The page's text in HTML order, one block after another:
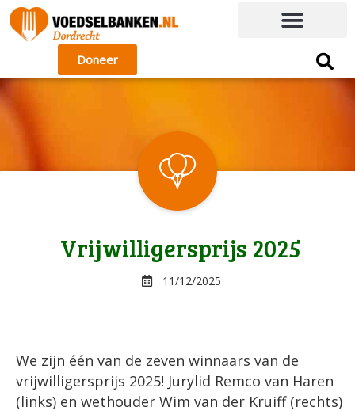
Doneer
Vrijwilligersprijs 2025
11/12/2025
We zijn één van de zeven winnaars van de
vrijwilligersprijs 2025! Jurylid Remco van Haren
(links) en wethouder Wim van der Kruiff (rechts)